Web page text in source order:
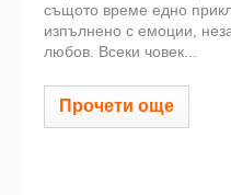
същото време едно
изпълнено с емоции,
любов. Всеки човек...
Прочети още